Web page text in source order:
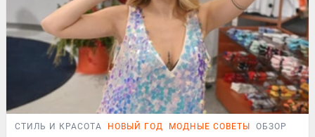
СТИЛЬ И КРАСОТА НОВЫЙ ГОД МОДНЫЕ СОВЕТЫ ОБЗОР